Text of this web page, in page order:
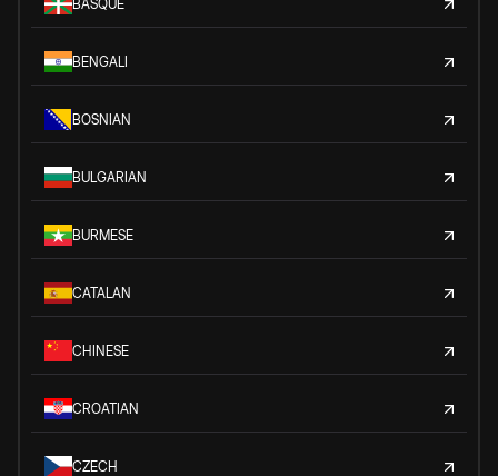
BASQUE
BENGALI
BOSNIAN
BULGARIAN
BURMESE
CATALAN
CHINESE
CROATIAN
CZECH